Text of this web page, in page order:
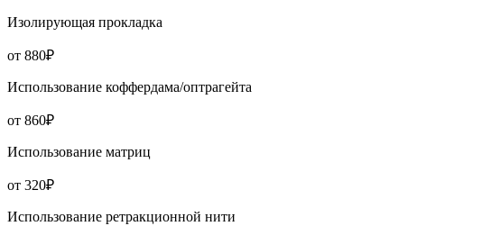
Изолирующая прокладка
от 880₽
Использование коффердама/оптрагейта
от 860₽
Использование матриц
от 320₽
Использование ретракционной нити